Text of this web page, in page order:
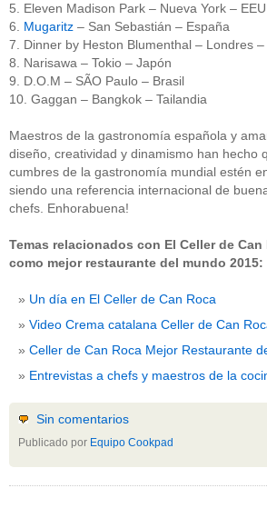
5. Eleven Madison Park – Nueva York –
6. Mugaritz – San Sebastián – España
7. Dinner by Heston Blumenthal – Londres
8. Narisawa – Tokio – Japón
9. D.O.M – SÃO Paulo – Brasil
10. Gaggan – Bangkok – Tailandia
Maestros de la gastronomía española y
diseño, creatividad y dinamismo han hecho
cumbres de la gastronomía mundial estén
siendo una referencia internacional de
chefs. Enhorabuena!
Temas relacionados con El Celler de Can
como mejor restaurante del mundo 2015:
Un día en El Celler de Can Roca
Video Crema catalana Celler de Can
Celler de Can Roca Mejor Restaurante
Entrevistas a chefs y maestros de la
Sin comentarios
Publicado por Equipo Cookpad